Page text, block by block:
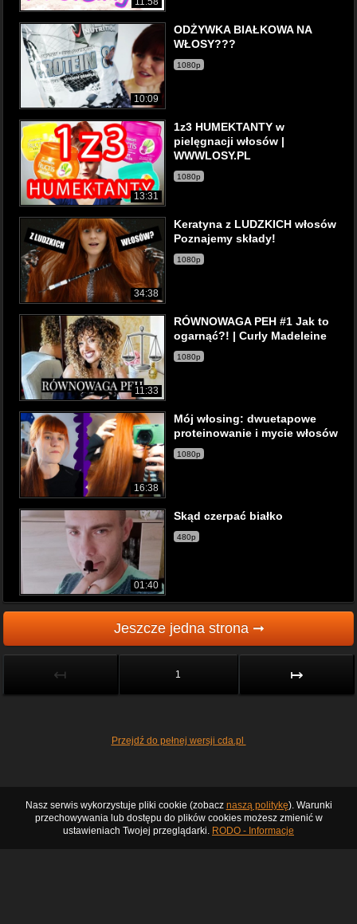
10:09
ODŻYWKA BIAŁKOWA NA
WŁOSY???
1080p
13:31
1z3 HUMEKTANTY w
pielęgnacji włosów |
WWWLOSY.PL
1080p
34:38
Keratyna z LUDZKICH włosów
Poznajemy składy!
1080p
11:33
RÓWNOWAGA PEH #1 Jak to
ogarnąć?! | Curly Madeleine
1080p
16:38
Mój włosing: dwuetapowe
proteinowanie i mycie włosów
1080p
01:40
Skąd czerpać białko
480p
Jeszcze jedna strona ➞
↤ 1 ↦
Przejdź do pełnej wersji cda.pl
Nasz serwis wykorzystuje pliki cookie (zobacz naszą politykę). Warunki
przechowywania lub dostępu do plików cookies możesz zmienić w
ustawieniach Twojej przeglądarki. RODO - Informacje